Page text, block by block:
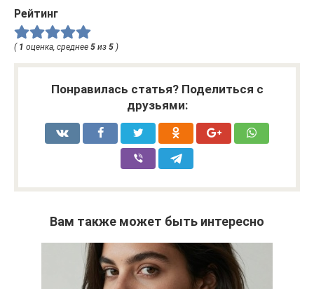
Рейтинг
( 1 оценка, среднее 5 из 5 )
Понравилась статья? Поделиться с
друзьями:
Вам также может быть интересно